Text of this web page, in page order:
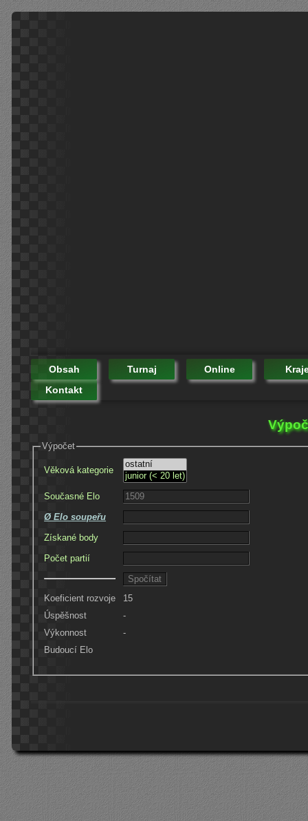
Obsah Turnaj Online
Kontakt
Výpočet
Věková kategorie
Současné Elo
Ø Elo soupeřu
Získané body
Počet partií
Koeficient rozvoje
15
Úspěšnost
-
Výkonnost
-
Budoucí Elo